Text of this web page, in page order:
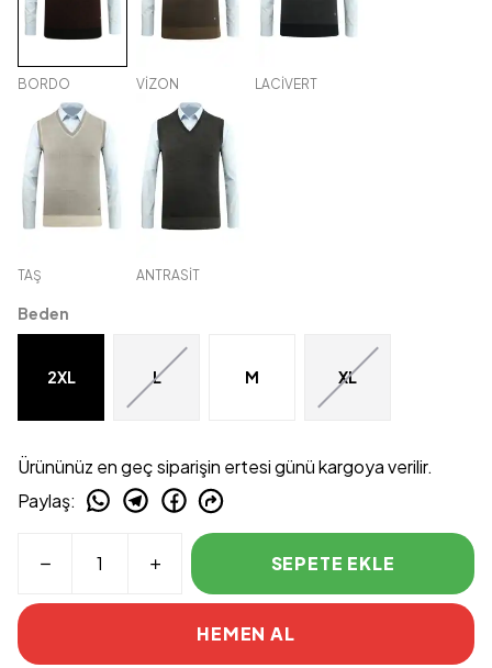
BORDO VİZON LACİVERT
TAŞ ANTRASİT
Beden
2XL L M XL
Ürününüz en geç siparişin ertesi günü kargoya verilir.
Paylaş:
SEPETE EKLE
HEMEN AL